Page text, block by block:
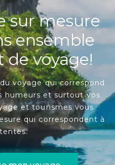
sur mesure
ensemble
voyage!
voyage qui correspond
humeurs et surtout vos
et tourismes vous
qui correspondent à